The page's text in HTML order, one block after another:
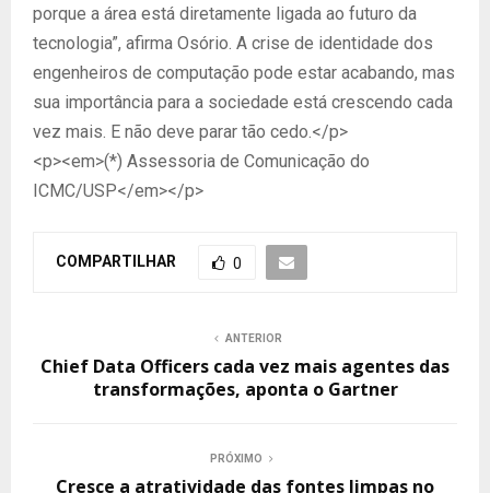
porque a área está diretamente ligada ao futuro da
tecnologia”, afirma Osório. A crise de identidade dos
engenheiros de computação pode estar acabando, mas
sua importância para a sociedade está crescendo cada
vez mais. E não deve parar tão cedo.</p>
<p><em>(*) Assessoria de Comunicação do
ICMC/USP</em></p>
COMPARTILHAR 0
ANTERIOR
Chief Data Officers cada vez mais agentes das
transformações, aponta o Gartner
PRÓXIMO
Cresce a atratividade das fontes limpas no